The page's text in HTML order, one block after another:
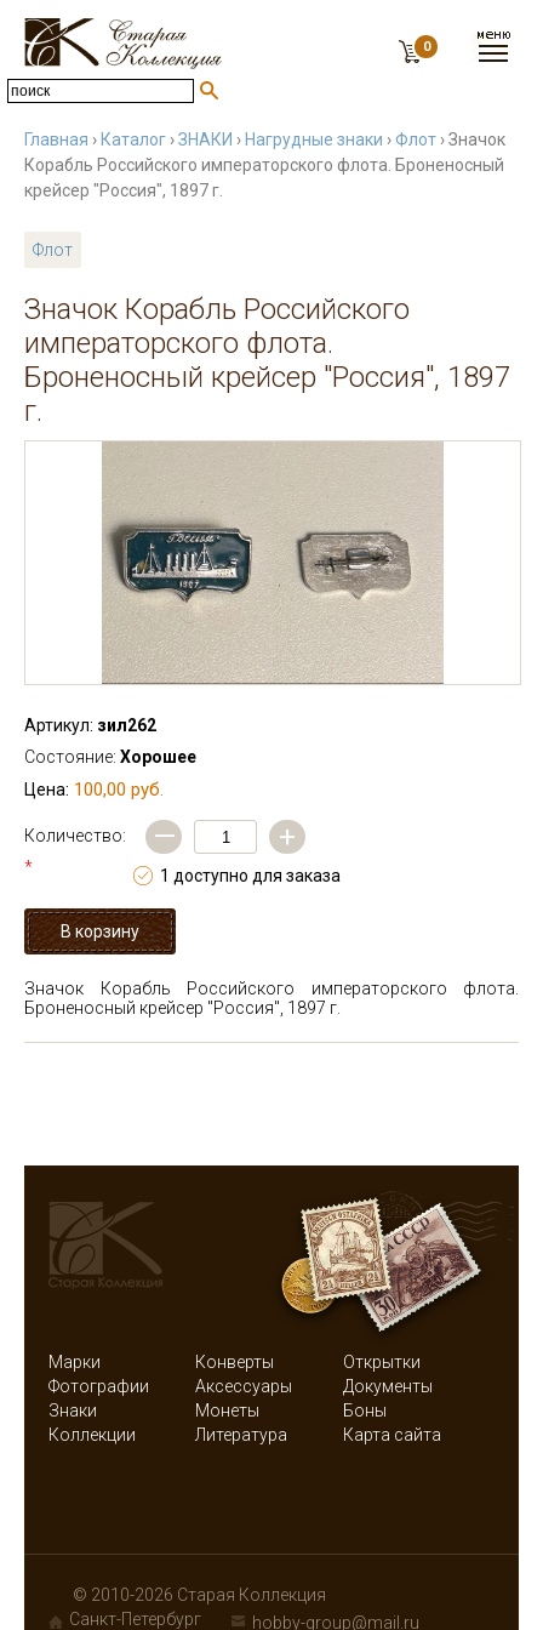
0
Главная › Каталог ›ЗНАКИ › Нагрудные знаки ›Флот › Значок
Корабль Российского императорского флота. Броненосный
крейсер "Россия", 1897 г.
Флот
Значок Корабль Российского
императорского флота.
Броненосный крейсер "Россия", 1897
г.
Артикул: зил262
Состояние: Хорошее
Цена: 100,00 руб.
Количество:
*
— +
1 доступно для заказа
Значок Корабль Российского императорского флота.
Броненосный крейсер "Россия", 1897 г.
Марки Конверты
Открытки
Фотографии
Аксессуары
Документы
Знаки
Монеты
Боны
Коллекции
Литература Карта сайта
© 2010-2026 Старая Коллекция
Санкт-Петербург
hobby-group@mail.ru